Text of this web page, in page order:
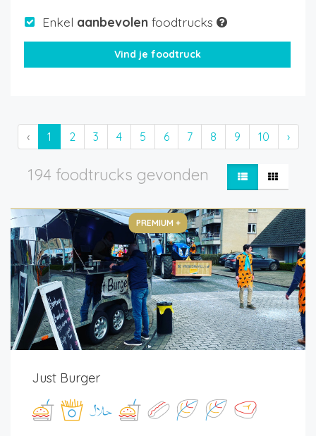
Enkel aanbevolen foodtrucks
‹ 1 2 3 4 5 6 7 8 9 10 ›
194 foodtrucks gevonden
PREMIUM +
Just Burger